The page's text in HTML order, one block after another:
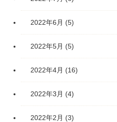
2022年6月 (5)
2022年5月 (5)
2022年4月 (16)
2022年3月 (4)
2022年2月 (3)